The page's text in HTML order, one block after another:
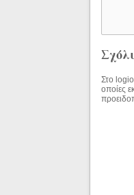
Στο
οποίες